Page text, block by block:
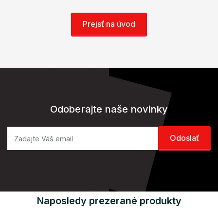
Prejsť na úvod
Odoberajte naše novinky
Naposledy prezerané produkty